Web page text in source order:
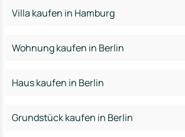
Villa kaufen in Hamburg
Wohnung kaufen in Berlin
Haus kaufen in Berlin
Grundstück kaufen in Berlin